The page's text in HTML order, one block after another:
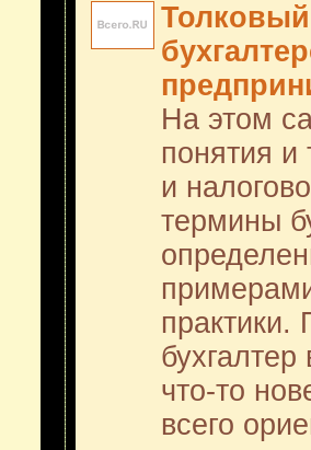
На этом
понятия и
и
термины
что-то
всего